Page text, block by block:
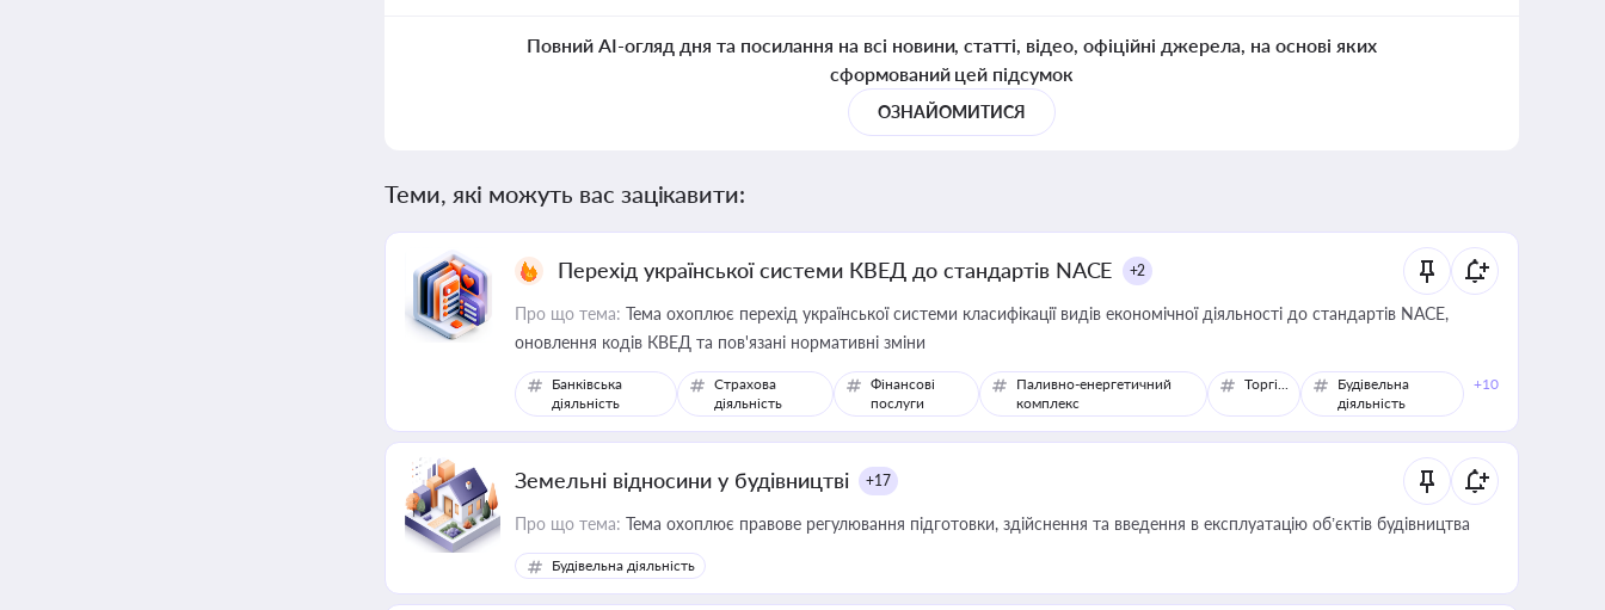
Повний AI-огляд дня та посилання на всі новини, статті, відео, офіційні джерела, на основі яких
сформований цей підсумок
ОЗНАЙОМИТИСЯ
Теми, які можуть вас зацікавити:
Перехід української системи КВЕД до стандартів NACE +2
Про що тема: Тема охоплює перехід української системи класифікації видів економічної діяльності до стандартів NACE,
оновлення кодів КВЕД та пов'язані нормативні зміни
Банківська
діяльність
Страхова
діяльність
Фінансові
послуги
Паливно-енергетичний
комплекс
Торгівля
Будівельна
діяльність
+10
Земельні відносини у будівництві +17
Про що тема: Тема охоплює правове регулювання підготовки, здійснення та введення в експлуатацію об’єктів будівництва
Будівельна діяльність